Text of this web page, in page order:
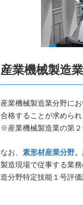
産業機械製造
産業機械製造業分野に
合格することが求められ
※産業機械製造業の第２
なお、素形材産業分野、
製造現場で従事する業
造分野特定技能１号評